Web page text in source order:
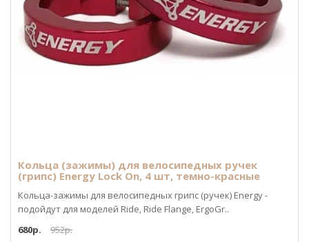
Кольца (зажимы) для велосипедных ручек
(грипс) Energy Lock On, 4 шт, темно-красные
Кольца-зажимы для велосипедных грипс (ручек) Energy -
подойдут для моделей Ride, Ride Flange, ErgoGr..
680р.
952р.